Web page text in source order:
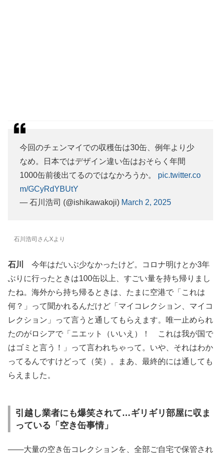
今回のチェンマイでの収穫缶は30缶、例年より少
なめ。日本ではデザイン違い缶はおそらく年間
1000缶前後出てるのではなかろうか。 pic.twitter.co
m/GCyRdYBUtY
— 石川浩司 (@ishikawakoji) March 2, 2025
石川浩司さんXより
石川
今年はだいぶ少なかったけど。コロナ明けとか3年
ぶりに行ったときは100缶以上、すごい量を持ち帰りまし
たね。海外から持ち帰るときは、たまに空港で「これは
何？」って聞かれるんだけど「マイコレクション、マイコ
レクション」って言うと通してもらえます。唯一止められ
たのがロシアで「ニエット（いいえ）！ これは我が国で
はゴミと言う！」って言われちゃって。いや、それはわか
ってるんですけどって（笑）。まあ、最終的には通しても
らえました。
引越し業者にも爆笑されて…ギリギリ部屋に収ま
っている「空き缶事情」
――大量の空き缶コレクションを、全部ご自宅で保管され